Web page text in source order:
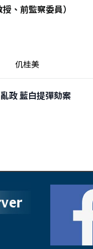
、前監察委員）
仉桂美
政 藍白提彈劾案